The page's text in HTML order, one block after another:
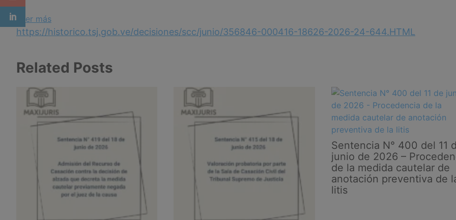
Leer más:
Sentencia
del
de
junio
de
Menoscabo
del
derecho
a
https://historico.tsj.gob.ve/decisiones/scc/junio/356846-000416-18626-2026-24-644.HTML
Related Posts
Sentencia N° 400 del 11
junio de 2026 –
de la medida cautelar de
anotación preventiva de
litis